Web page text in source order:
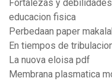
Fortalezas y
educacion fisica
Perbedaan paper
En tiempos de
La nuova eloisa pdf
Membrana plasmatica